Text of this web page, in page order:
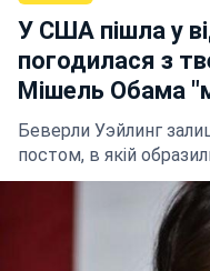
У США пішла у
погодилася з
Мішель Обама
Беверли Уэйлинг
постом, в якій